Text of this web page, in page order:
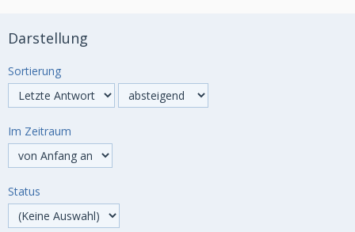
Darstellung
Sortierung
Im Zeitraum
Status